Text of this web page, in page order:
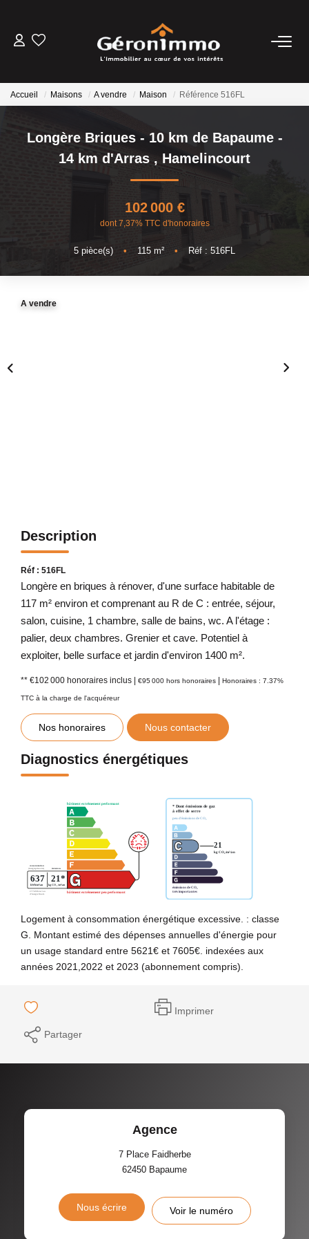
GESTION LOCATIVE
CONTACT
Accueil Maisons A vendre Maison Référence 516FL
Longère Briques - 10 km de Bapaume -
14 km d'Arras , Hamelincourt
102 000 €
dont 7,37% TTC d'honoraires
5 pièce(s) • 115 m² • Réf : 516FL
A vendre
Description
Réf : 516FL
Longère en briques à rénover, d'une surface habitable de
117 m² environ et comprenant au R de C : entrée, séjour,
salon, cuisine, 1 chambre, salle de bains, wc. A l'étage :
palier, deux chambres. Grenier et cave. Potentiel à
exploiter, belle surface et jardin d'environ 1400 m².
** €102 000 honoraires inclus | €95 000 hors honoraires | Honoraires : 7.37%
TTC à la charge de l'acquéreur
Nos honoraires Nous contacter
Diagnostics énergétiques
Logement à consommation énergétique excessive. : classe
G. Montant estimé des dépenses annuelles d'énergie pour
un usage standard entre 5621€ et 7605€. indexées aux
années 2021,2022 et 2023 (abonnement compris).
Imprimer
Partager
Agence
7 Place Faidherbe
62450 Bapaume
Nous écrire Voir le numéro